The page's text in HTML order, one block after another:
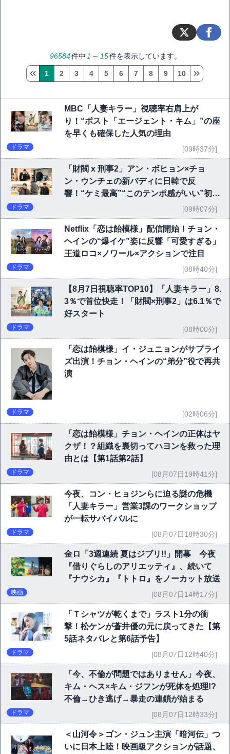
96584件中 1 ～ 15件を表示しています。
1 2 3 4 5 6 7 8 9 10
MBC「人妻キラー」視聴率右肩上が
り！“ポスト「エージェント・キム」”の座
を早くも確保した人気の理由
ドラマ [09時37分]
「財閥 x 刑事2」アン・ボヒョン×チョ
ン・ウンチェの新バディに日韓で反
響！“ケミ最高”“このテンポ感がいい”初回
ドラマ [09時07分]
Netflix「恋は飴模様」配信開始！チョン・
ヘインの“爆イケ”姿に反響「可愛すぎる」
王道ロコ×ノワール×アクションで注目
ドラマ [08時40分]
【8月7日視聴率TOP10】「人妻キラー」8.
3％で首位快走！「財閥×刑事2」は6.1％で
好スタート
ドラマ [08時00分]
「恋は飴模様」イ・ジュニョンがサプライ
ズ出演！チョン・ヘインの“弟分”役で再共
演
ドラマ [02時06分]
「恋は飴模様」チョン・ヘインの正体はヤ
クザ！？組織を裏切ってハヨンを救った理
由とは【第1話第2話】
ドラマ [08月07日19時41分]
今夜、コン・ヒョジンらに迫る謎の危機
「人妻キラー」営業3課のワークショップ
が一転サバイバルに
ドラマ [08月07日18時30分]
金ロ「3週連続 夏はジブリ!!」開幕 今夜
『借りぐらしのアリエッティ』、続いて
『ナウシカ』『トトロ』をノーカット放送
映画 [08月07日14時17分]
「Ｔシャツが乾くまで」ラスト1分の衝
撃！松ケンが蒼井優の元に戻ってきた【第
5話ネタバレと第6話予告】
ドラマ [08月07日12時40分]
「今、不倫が問題ではありません」今夜、
キム・ヘス×キム・ジフンが死体を処理!?
不倫→ひき逃げ→暴走の連鎖が始まる
ドラマ [08月07日12時33分]
＜山河令＞ゴン・ジュン主演「暗河伝」つ
いに日本上陸！映画級アクションが話題、